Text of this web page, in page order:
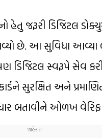
હેતુ જરૂરી ડિજિટલ
છે. આ સુવિધા આવ્યા
ડિજિટલ સ્વરૂપે સેવ
સુરક્ષિત અને
ઓળખ